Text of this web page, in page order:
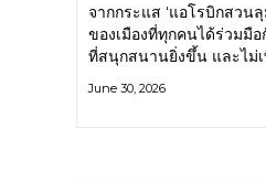
จากกระแส ‘แอโรบิกสวน
ของเมืองที่ทุกคนได้ร่วมมื
ที่สนุกสนานยิ่งขึ้น และไม่
กระจายไปยังหลายพื้นที่ขอ
June 30, 2026